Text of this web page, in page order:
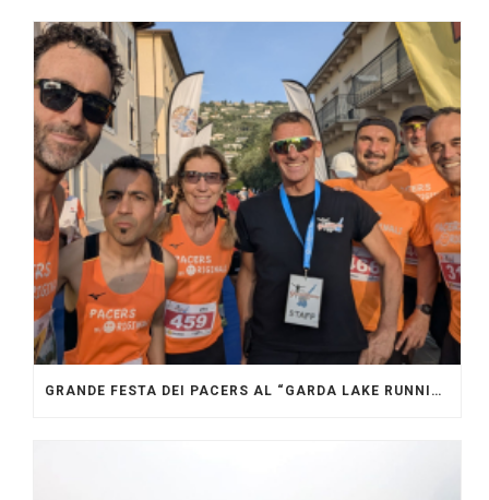
GRANDE FESTA DEI PACERS AL “GARDA LAKE RUNNING FESTIVAL”